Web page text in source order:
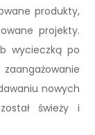
produkty,
projekty.
wycieczką po
nowych
świeży i